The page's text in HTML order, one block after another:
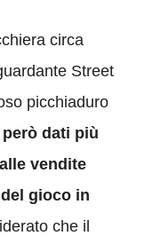
circa
Street
picchiaduro
dati più
vendite
gioco in
che il